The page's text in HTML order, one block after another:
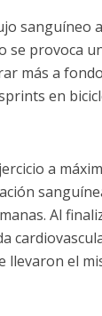
sanguíneo
se provoca
más a
en
a
Al
el